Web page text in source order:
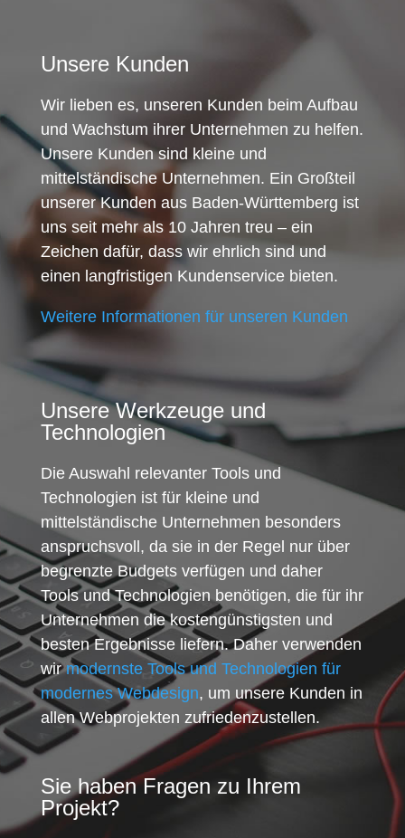
Unsere Kunden
Wir lieben es, unseren Kunden beim Aufbau
und Wachstum ihrer Unternehmen zu helfen.
Unsere Kunden sind kleine und
mittelständische Unternehmen. Ein Großteil
unserer Kunden aus Baden-Württemberg ist
uns seit mehr als 10 Jahren treu – ein
Zeichen dafür, dass wir ehrlich sind und
einen langfristigen Kundenservice bieten.
Weitere Informationen für unseren Kunden
Unsere Werkzeuge und
Technologien
Die Auswahl relevanter Tools und
Technologien ist für kleine und
mittelständische Unternehmen besonders
anspruchsvoll, da sie in der Regel nur über
begrenzte Budgets verfügen und daher
Tools und Technologien benötigen, die für ihr
Unternehmen die kostengünstigsten und
besten Ergebnisse liefern. Daher verwenden
wirmodernste Tools und Technologien für
modernes Webdesign, um unsere Kunden in
allen Webprojekten zufriedenzustellen.
Sie haben Fragen zu Ihrem
Projekt?